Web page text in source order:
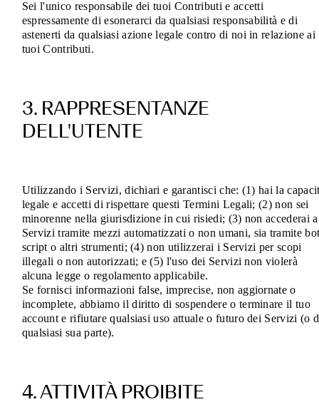
Sei l'unico responsabile dei tuoi Contributi e accetti
espressamente di esonerarci da qualsiasi responsabilità e di
astenerti da qualsiasi azione legale contro di noi in relazione ai
tuoi Contributi.
3. RAPPRESENTANZE
DELL'UTENTE
Utilizzando i Servizi, dichiari e garantisci che: (1) hai la
legale e accetti di rispettare questi Termini Legali; (2) non sei
minorenne nella giurisdizione in cui risiedi; (3) non accederai
Servizi tramite mezzi automatizzati o non umani, sia tramite
script o altri strumenti; (4) non utilizzerai i Servizi per scopi
illegali o non autorizzati; e (5) l'uso dei Servizi non violerà
alcuna legge o regolamento applicabile.
Se fornisci informazioni false, imprecise, non aggiornate o
incomplete, abbiamo il diritto di sospendere o terminare il tuo
account e rifiutare qualsiasi uso attuale o futuro dei Servizi (o
qualsiasi sua parte).
4. ATTIVITÀ PROIBITE